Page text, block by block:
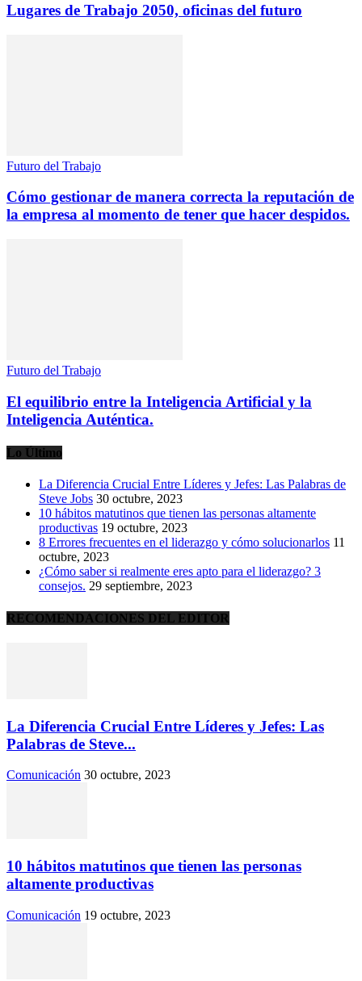
Lugares de Trabajo 2050, oficinas del futuro
Futuro del Trabajo
Cómo gestionar de manera correcta la reputación de
la empresa al momento de tener que hacer despidos.
Futuro del Trabajo
El equilibrio entre la Inteligencia Artificial y la
Inteligencia Auténtica.
Lo Último
La Diferencia Crucial Entre Líderes y Jefes: Las Palabras de
Steve Jobs 30 octubre, 2023
10 hábitos matutinos que tienen las personas altamente
productivas 19 octubre, 2023
8 Errores frecuentes en el liderazgo y cómo solucionarlos 11
octubre, 2023
¿Cómo saber si realmente eres apto para el liderazgo? 3
consejos. 29 septiembre, 2023
RECOMENDACIONES DEL EDITOR
La Diferencia Crucial Entre Líderes y Jefes: Las
Palabras de Steve...
Comunicación 30 octubre, 2023
10 hábitos matutinos que tienen las personas
altamente productivas
Comunicación 19 octubre, 2023